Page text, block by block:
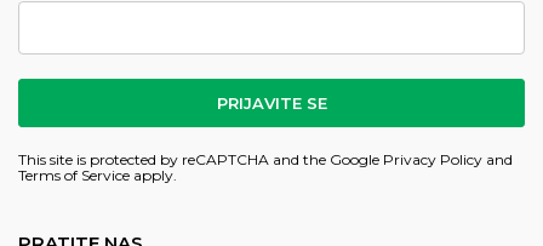
PRIJAVITE SE
This site is protected by reCAPTCHA and the Google Privacy Policy and
Terms of Service apply.